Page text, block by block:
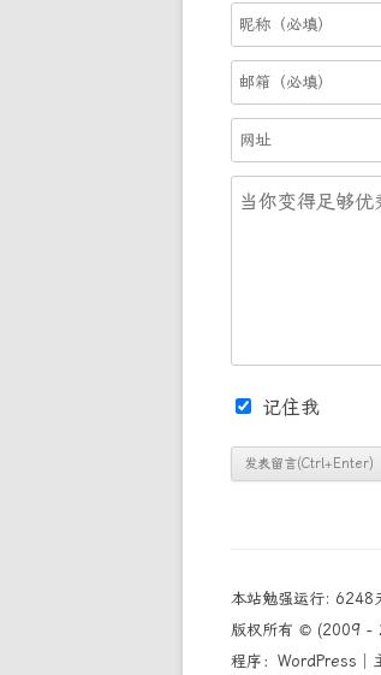
记住我
本站勉强运行: 6248
版权所有 © (2009 -
程序：WordPress│